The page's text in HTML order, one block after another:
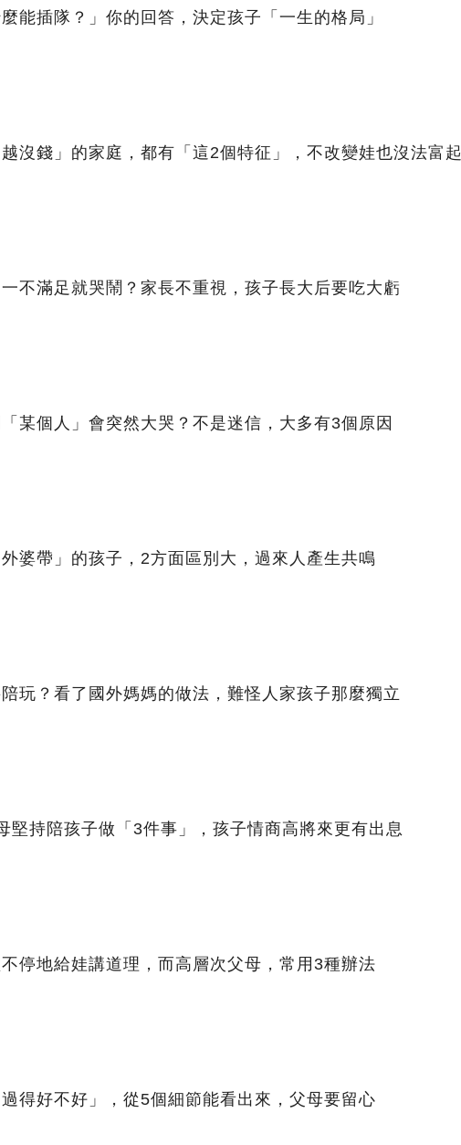
麼能插隊？」你的回答，決定孩子「一生的格局」
沒錢」的家庭，都有「這2個特征」，不改變娃也沒法富起
不滿足就哭鬧？家長不重視，孩子長大后要吃大虧
某個人」會突然大哭？不是迷信，大多有3個原因
外婆帶」的孩子，2方面區別大，過來人產生共鳴
玩？看了國外媽媽的做法，難怪人家孩子那麼獨立
堅持陪孩子做「3件事」，孩子情商高將來更有出息
停地給娃講道理，而高層次父母，常用3種辦法
得好不好」，從5個細節能看出來，父母要留心